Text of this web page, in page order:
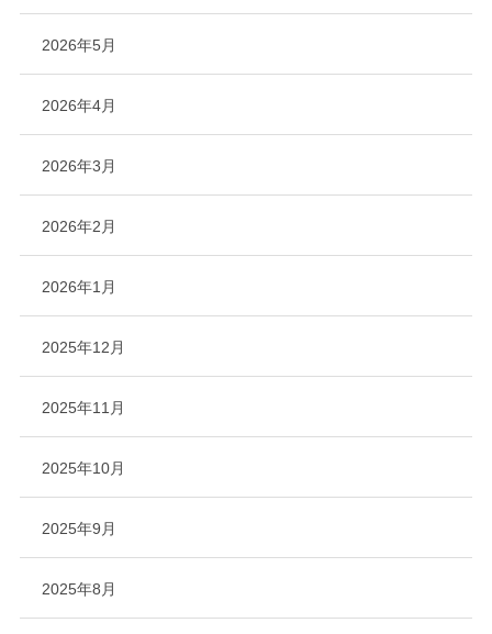
2026年5月
2026年4月
2026年3月
2026年2月
2026年1月
2025年12月
2025年11月
2025年10月
2025年9月
2025年8月